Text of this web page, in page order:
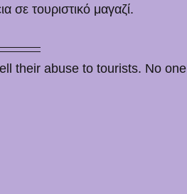
σε τουριστικό μαγαζί.
their abuse to tourists. No one